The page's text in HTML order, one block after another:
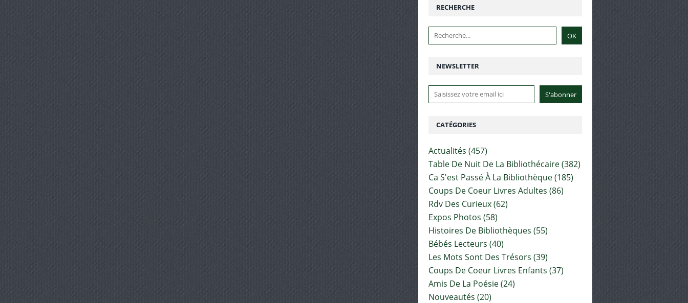
NEWSLETTER
RECHERCHE
CATÉGORIES
Actualités (457)
Table De Nuit De La Bibliothécaire(382)
Ca S'est Passé À La Bibliothèque(185)
Coups De Coeur Livres Adultes (86)
Rdv Des Curieux(62)
Expos Photos (58)
Histoires De Bibliothèques (55)
Bébés Lecteurs (40)
Les Mots Sont Des Trésors (39)
Coups De Coeur Livres Enfants (37)
Amis De La Poésie(24)
Nouveautés (20)